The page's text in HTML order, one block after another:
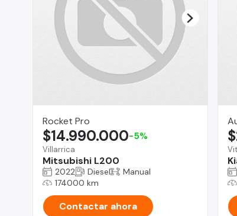
Rocket Pro
Villarrica
Mitsubishi L200
$14.990.000-5%
2022 Diesel
Manual
174000 km
Contactar ahora